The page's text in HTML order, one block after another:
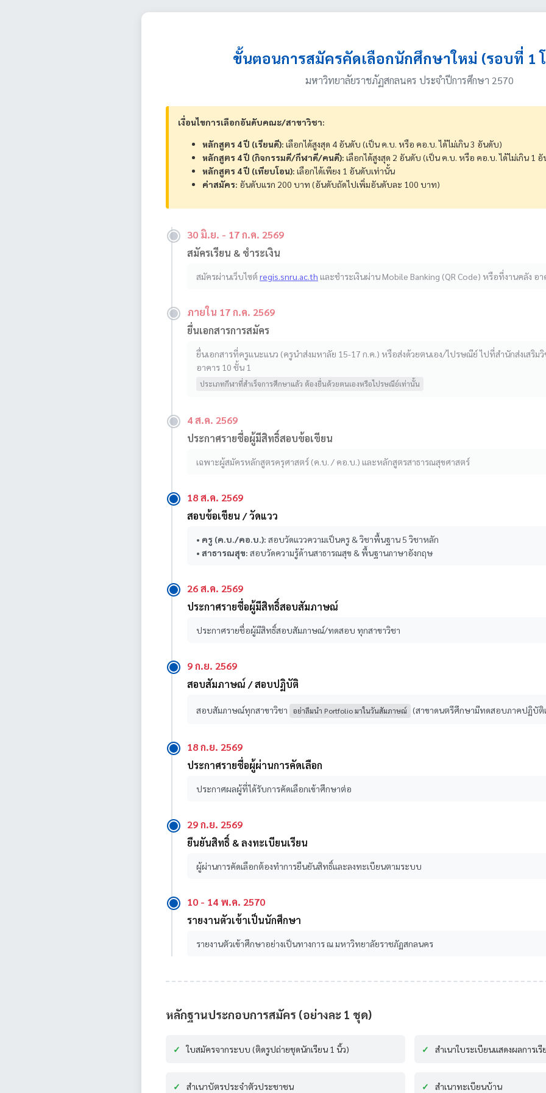
ขั้นตอนการสมัครคัดเลือกนักศึกษาใหม่ (รอบที่ 1
มหาวิทยาลัยราชภัฏสกลนคร ประจำปีการศึกษา 2570
เงื่อนไขการเลือกอันดับคณะ/สาขาวิชา:
หลักสูตร 4 ปี (เรียนดี): เลือกได้สูงสุด 4 อันดับ (เป็น ค.บ. หรือ คอ.บ. ได้ไม่เกิน 3 อันดับ)
หลักสูตร 4 ปี (กิจกรรมดี/กีฬาดี/คนดี): เลือกได้สูงสุด 2 อันดับ (เป็น ค.บ. หรือ คอ.บ. ได้ไม่เกิน 1
หลักสูตร 4 ปี (เทียบโอน): เลือกได้เพียง 1 อันดับเท่านั้น
ค่าสมัคร: อันดับแรก 200 บาท (อันดับถัดไปเพิ่มอันดับละ 100 บาท)
30 มิ.ย. - 17 ก.ค. 2569
สมัครเรียน & ชำระเงิน
สมัครผ่านเว็บไซต์ regis.snru.ac.th และชำระเงินผ่าน Mobile Banking (QR Code) หรือที่งานคลัง อา
ภายใน 17 ก.ค. 2569
ยื่นเอกสารการสมัคร
ยื่นเอกสารที่ครูแนะแนว (ครูนำส่งมหาลัย 15-17 ก.ค.) หรือส่งด้วยตนเอง/ไปรษณีย์ ไปที่สำนักส่งเสริม
อาคาร 10 ชั้น 1
ประเภทกีฬาที่สำเร็จการศึกษาแล้ว ต้องยื่นด้วยตนเองหรือไปรษณีย์เท่านั้น
4 ส.ค. 2569
ประกาศรายชื่อผู้มีสิทธิ์สอบข้อเขียน
เฉพาะผู้สมัครหลักสูตรครุศาสตร์ (ค.บ. / คอ.บ.) และหลักสูตรสาธารณสุขศาสตร์
18 ส.ค. 2569
สอบข้อเขียน / วัดแวว
• ครู (ค.บ./คอ.บ.): สอบวัดแววความเป็นครู & วิชาพื้นฐาน 5 วิชาหลัก
• สาธารณสุข: สอบวัดความรู้ด้านสาธารณสุข & พื้นฐานภาษาอังกฤษ
26 ส.ค. 2569
ประกาศรายชื่อผู้มีสิทธิ์สอบสัมภาษณ์
ประกาศรายชื่อผู้มีสิทธิ์สอบสัมภาษณ์/ทดสอบ ทุกสาขาวิชา
9 ก.ย. 2569
สอบสัมภาษณ์ / สอบปฏิบัติ
สอบสัมภาษณ์ทุกสาขาวิชา อย่าลืมนำ Portfolio มาในวันสัมภาษณ์ (สาขาดนตรีศึกษามีทดสอบภาคปฏิบัติ
18 ก.ย. 2569
ประกาศรายชื่อผู้ผ่านการคัดเลือก
ประกาศผลผู้ที่ได้รับการคัดเลือกเข้าศึกษาต่อ
29 ก.ย. 2569
ยืนยันสิทธิ์ & ลงทะเบียนเรียน
ผู้ผ่านการคัดเลือกต้องทำการยืนยันสิทธิ์และลงทะเบียนตามระบบ
10 - 14 พ.ค. 2570
รายงานตัวเข้าเป็นนักศึกษา
รายงานตัวเข้าศึกษาอย่างเป็นทางการ ณ มหาวิทยาลัยราชภัฏสกลนคร
หลักฐานประกอบการสมัคร (อย่างละ 1 ชุด)
ใบสมัครจากระบบ (ติดรูปถ่ายชุดนักเรียน 1 นิ้ว) สำเนาใบระเบียนแสดงผลการ
สำเนาบัตรประจำตัวประชาชน สำเนาทะเบียนบ้าน